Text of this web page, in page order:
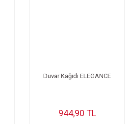
Duvar Kağıdı ELEGANCE
944,90 TL